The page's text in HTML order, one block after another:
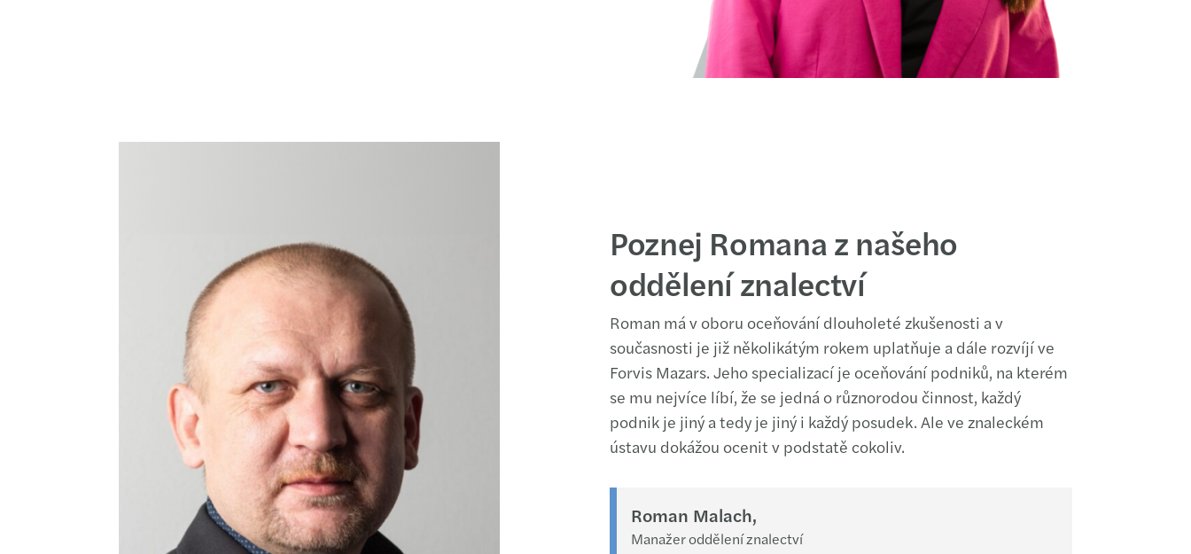
Poznej Romana z našeho
oddělení znalectví
Roman má v oboru oceňování dlouholeté zkušenosti a v
současnosti je již několikátým rokem uplatňuje a dále rozvíjí ve
Forvis Mazars. Jeho specializací je oceňování podniků, na kterém
se mu nejvíce líbí, že se jedná o různorodou činnost, každý
podnik je jiný a tedy je jiný i každý posudek. Ale ve znaleckém
ústavu dokážou ocenit v podstatě cokoliv.
Roman Malach,
Manažer oddělení znalectví